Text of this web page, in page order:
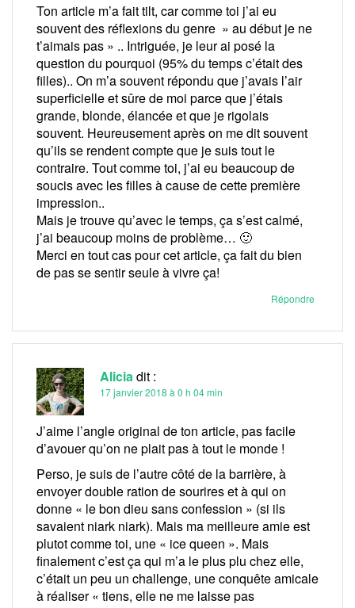
Ton article m’a fait tilt, car comme toi j’ai eu
souvent des réflexions du genre » au début je ne
t’aimais pas » .. Intriguée, je leur ai posé la
question du pourquoi (95% du temps c’était des
filles).. On m’a souvent répondu que j’avais l’air
superficielle et sûre de moi parce que j’étais
grande, blonde, élancée et que je rigolais
souvent. Heureusement après on me dit souvent
qu’ils se rendent compte que je suis tout le
contraire. Tout comme toi, j’ai eu beaucoup de
soucis avec les filles à cause de cette première
impression..
Mais je trouve qu’avec le temps, ça s’est calmé,
j’ai beaucoup moins de problème… 🙂
Merci en tout cas pour cet article, ça fait du bien
de pas se sentir seule à vivre ça!
Répondre
Aliciadit :
17 janvier 2018 à 0 h 04 min
J’aime l’angle original de ton article, pas facile
d’avouer qu’on ne plait pas à tout le monde !
Perso, je suis de l’autre côté de la barrière, à
envoyer double ration de sourires et à qui on
donne « le bon dieu sans confession » (si ils
savaient niark niark). Mais ma meilleure amie est
plutot comme toi, une « ice queen ». Mais
finalement c’est ça qui m’a le plus plu chez elle,
c’était un peu un challenge, une conquête amicale
à réaliser « tiens, elle ne me laisse pas